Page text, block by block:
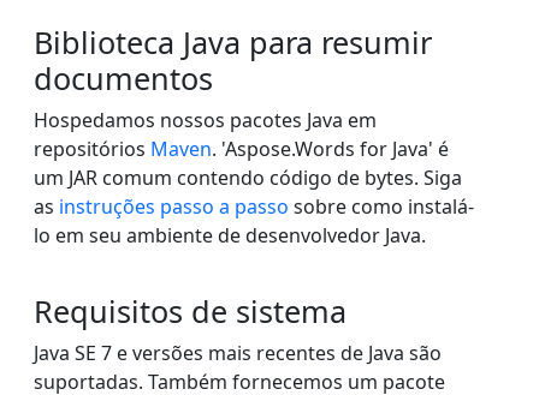
Biblioteca Java para resumir
documentos
Hospedamos nossos pacotes Java em
repositórios Maven. 'Aspose.Words for Java' é
um JAR comum contendo código de bytes. Siga
as instruções passo a passo sobre como instalá-
lo em seu ambiente de desenvolvedor Java.
Requisitos de sistema
Java SE 7 e versões mais recentes de Java são
suportadas. Também fornecemos um pacote